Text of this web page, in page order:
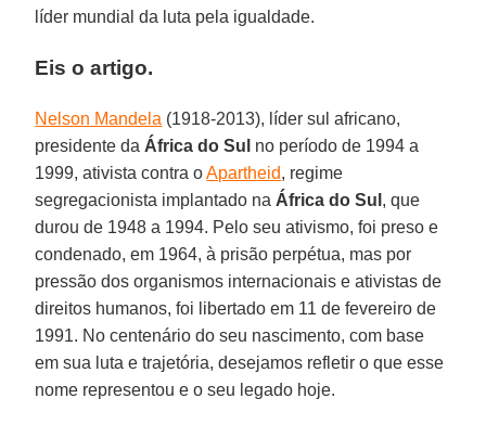
líder mundial da luta pela igualdade.
Eis o artigo.
Nelson Mandela (1918-2013), líder sul africano,
presidente da África do Sul no período de 1994 a
1999, ativista contra oApartheid, regime
segregacionista implantado na África do Sul , que
durou de 1948 a 1994. Pelo seu ativismo, foi preso e
condenado, em 1964, à prisão perpétua, mas por
pressão dos organismos internacionais e ativistas de
direitos humanos, foi libertado em 11 de fevereiro de
1991. No centenário do seu nascimento, com base
em sua luta e trajetória, desejamos refletir o que esse
nome representou e o seu legado hoje.